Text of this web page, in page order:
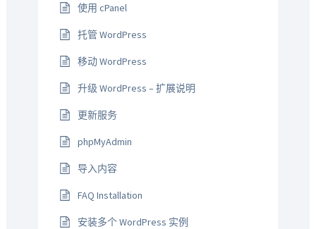
使用 cPanel
托管 WordPress
移动 WordPress
升级 WordPress – 扩展说明
更新服务
phpMyAdmin
导入内容
FAQ Installation
安装多个 WordPress 实例